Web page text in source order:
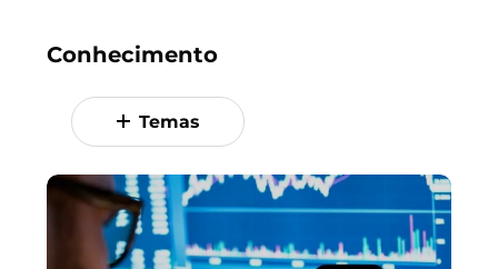
Conhecimento
Temas